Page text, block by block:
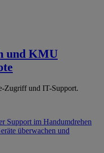
und KMU
Zugriff und IT-Support.
Support im Handumdrehen
überwachen und